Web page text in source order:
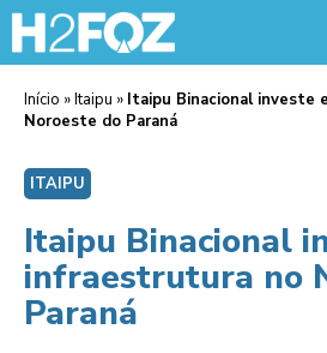
Início »Itaipu » Itaipu Binacional investe
Noroeste do Paraná
ITAIPU
Itaipu Binacional
infraestrutura no
Paraná